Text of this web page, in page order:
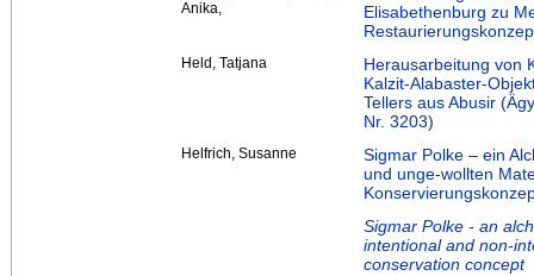
Anika,
Elisabethenburg zu
Held, Tatjana
Herausarbeitung von
Kalzit-Alabaster-
Tellers aus Abusir
Nr. 3203)
Helfrich, Susanne
Sigmar Polke – ein
und unge-wollten
Sigmar Polke - an
intentional and non-
conservation concept